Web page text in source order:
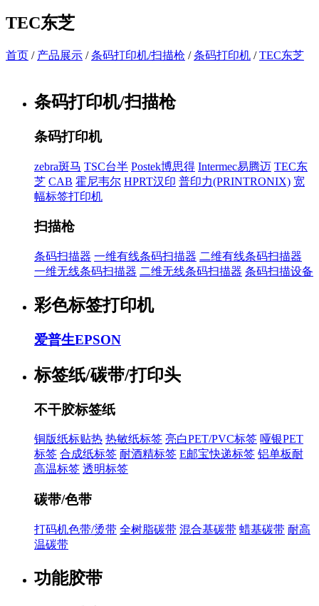
TEC东芝
首页 / 产品展示 /条码打印机/扫描枪 /条码打印机 /TEC东芝
条码打印机/扫描枪
条码打印机
zebra斑马 TSC台半 Postek博思得 Intermec易腾迈 TEC东
芝 CAB 霍尼韦尔 HPRT汉印 普印力(PRINTRONIX) 宽
幅标签打印机
扫描枪
条码扫描器 一维有线条码扫描器 二维有线条码扫描器
一维无线条码扫描器 二维无线条码扫描器 条码扫描设备
彩色标签打印机
爱普生EPSON
标签纸/碳带/打印头
不干胶标签纸
铜版纸标贴热 热敏纸标签 亮白PET/PVC标签 哑银PET
标签 合成纸标签 耐酒精标签 E邮宝快递标签 铝单板耐
高温标签 透明标签
碳带/色带
打码机色带/烫带 全树脂碳带 混合基碳带 蜡基碳带 耐高
温碳带
功能胶带